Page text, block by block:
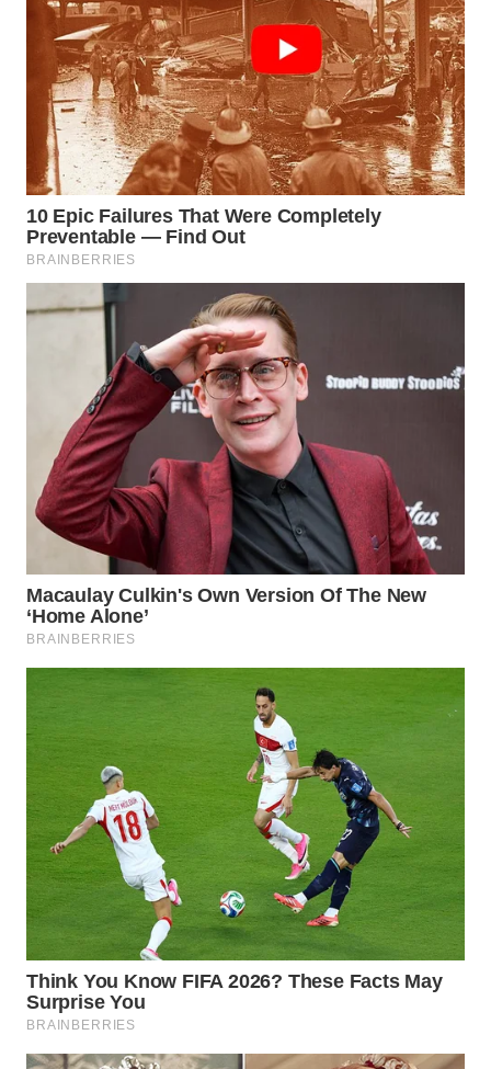
WN
SAMOSIR
WN
PADANG
LAWAS
WN
SUMEDANG
WN
WN
KEPULAUAN
SERIBU
WN
TANGERANG
WN
BINJAI
WN
INDRAMAYU
WN
KUNINGAN
MAJALENGKA
WN
SUBANG